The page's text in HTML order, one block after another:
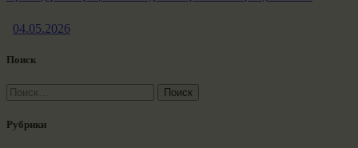
04.05.2026
Поиск
Найти:
Рубрики